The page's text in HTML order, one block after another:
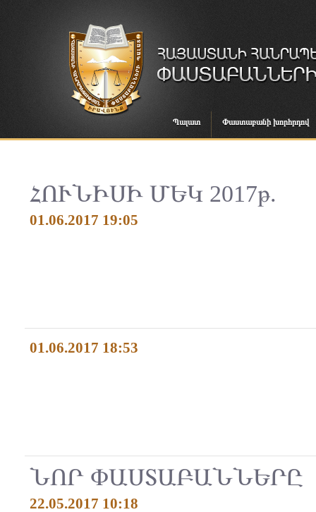
Պալատ Փաստաբանի խորհրդով
ՀՈՒՆԻՍԻ ՄԵԿ 2017թ.
01.06.2017 19:05
01.06.2017 18:53
ՆՈՐ ՓԱՍՏԱԲԱՆՆԵՐԸ
22.05.2017 10:18